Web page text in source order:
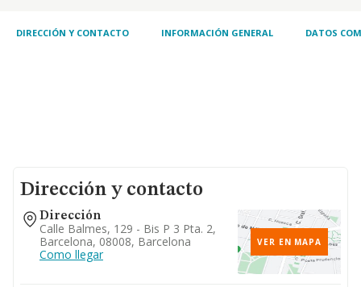
DIRECCIÓN Y CONTACTO INFORMACIÓN GENERAL DATOS
Dirección y contacto
Dirección
Calle Balmes, 129 - Bis P 3 Pta. 2,
Barcelona, 08008, Barcelona
Como llegar
VER EN MAPA